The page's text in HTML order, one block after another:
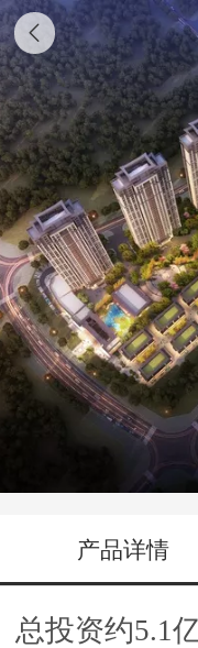
2018JP01地块
产品详情
总投资约5.1